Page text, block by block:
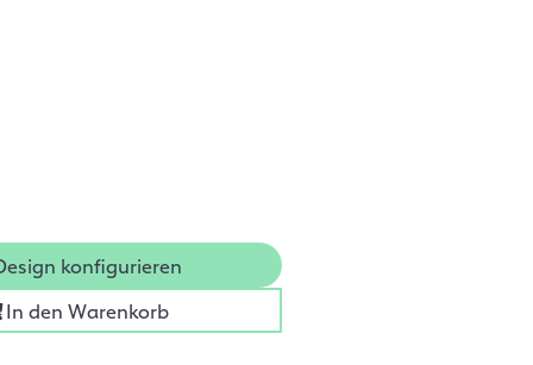
konfigurieren
In den Warenkorb